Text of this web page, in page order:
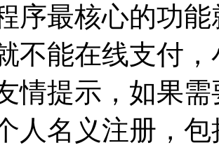
序最核心的功
不能在线支付
情提示，如果
人名义注册，